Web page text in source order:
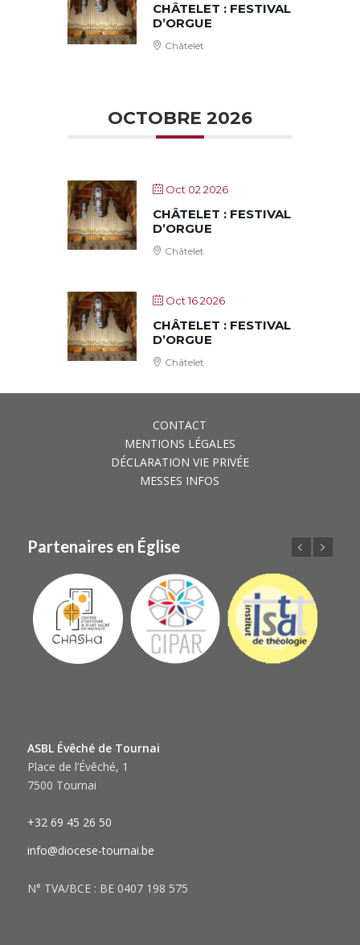
CHÂTELET : FESTIVAL
D’ORGUE
Châtelet
OCTOBRE 2026
Oct 02 2026
CHÂTELET : FESTIVAL
D’ORGUE
Châtelet
Oct 16 2026
CHÂTELET : FESTIVAL
D’ORGUE
Châtelet
CONTACT
MENTIONS LÉGALES
DÉCLARATION VIE PRIVÉE
MESSES INFOS
Partenaires en Église
ASBL Évêché de Tournai
Place de l’Évêché, 1
7500 Tournai
+32 69 45 26 50
info@diocese-tournai.be
N° TVA/BCE : BE 0407 198 575